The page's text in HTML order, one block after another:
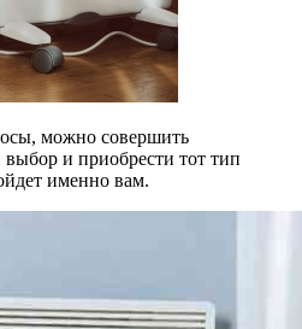
можно совершить
и приобрести тот тип
именно вам.